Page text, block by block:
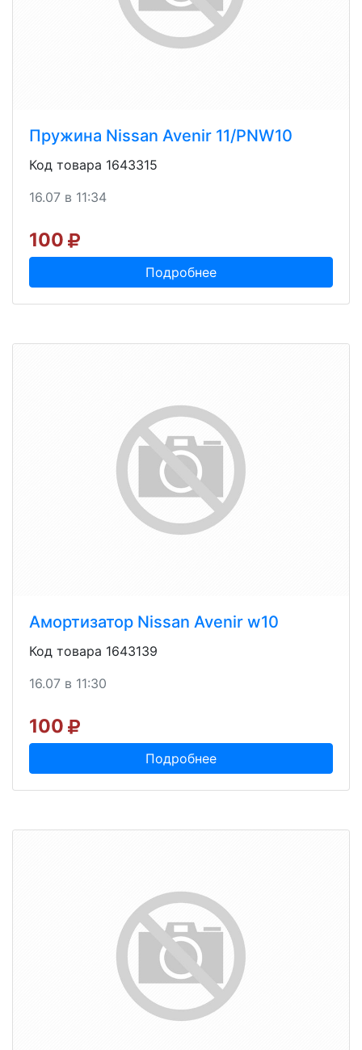
Пружина Nissan Avenir 11/PNW10
Код товара 1643315
16.07 в 11:34
100
Подробнее
Амортизатор Nissan Avenir w10
Код товара 1643139
16.07 в 11:30
100
Подробнее